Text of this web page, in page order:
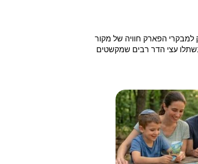
למבקרי הפארק חוויה של מקור
עצי הדר רבים שמקשטים